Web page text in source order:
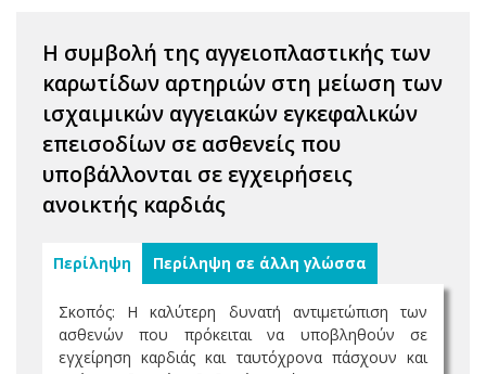
Η συμβολή της αγγειοπλαστικής των
καρωτίδων αρτηριών στη μείωση των
ισχαιμικών αγγειακών εγκεφαλικών
επεισοδίων σε ασθενείς που
υποβάλλονται σε εγχειρήσεις
ανοικτής καρδιάς
Περίληψη Περίληψη σε άλλη γλώσσα
Σκοπός: Η καλύτερη δυνατή αντιμετώπιση των
ασθενών που πρόκειται να υποβληθούν σε
εγχείρηση καρδιάς και ταυτόχρονα πάσχουν και